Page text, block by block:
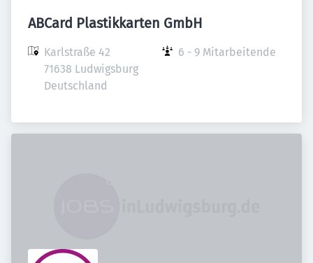
ABCard Plastikkarten GmbH
Karlstraße 42
71638 Ludwigsburg
Deutschland
6 - 9 Mitarbeitende